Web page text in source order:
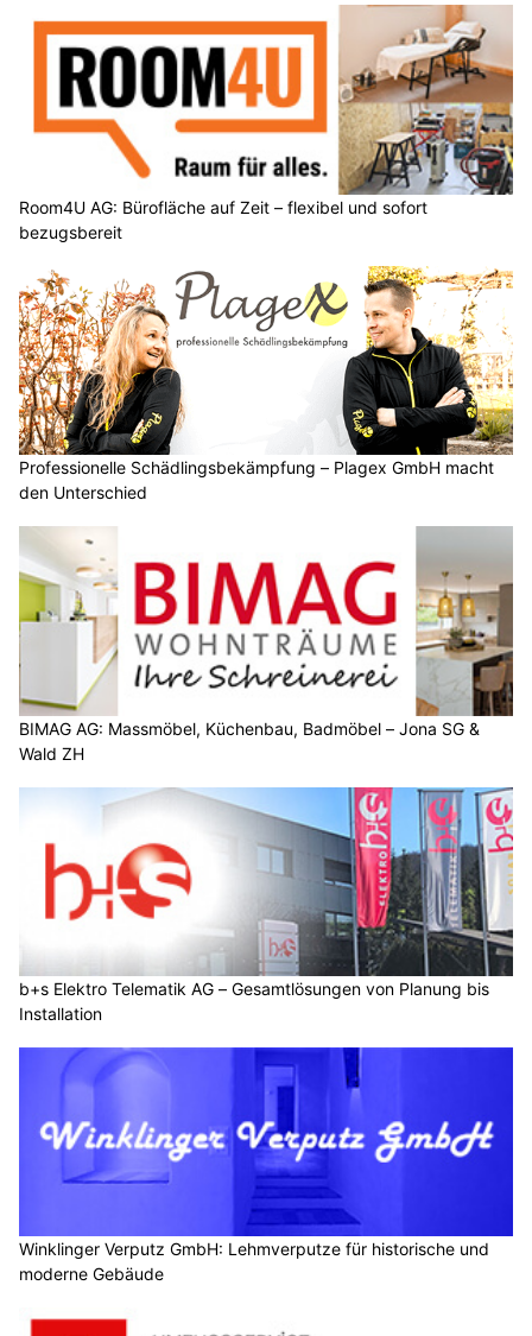
Room4U AG: Bürofläche auf Zeit – flexibel und sofort
bezugsbereit
Professionelle Schädlingsbekämpfung – Plagex GmbH macht
den Unterschied
BIMAG AG: Massmöbel, Küchenbau, Badmöbel – Jona SG &
Wald ZH
b+s Elektro Telematik AG – Gesamtlösungen von Planung bis
Installation
Winklinger Verputz GmbH: Lehmverputze für historische und
moderne Gebäude